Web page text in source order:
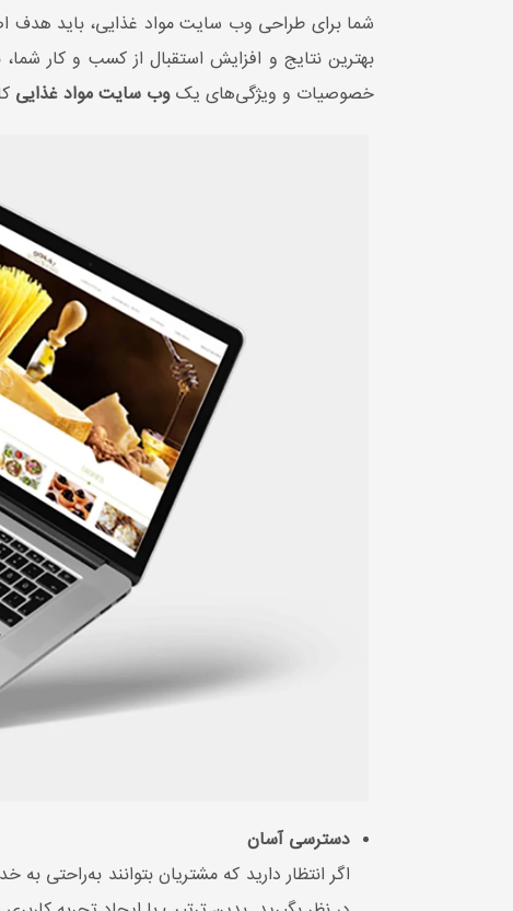
شما برای طراحی وب سایت مواد غذايی، باید هدف
بهترین نتایج و افزایش استقبال از کسب ‌و کار
خصوصیات و ویژگی‌های یکوب سایت مواد غذایی
دسترسی آسان
اگر انتظار دارید که مشتریان بتوانند